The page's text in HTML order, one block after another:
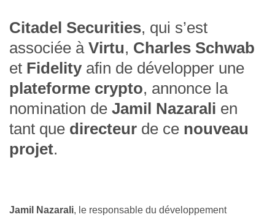
Citadel Securities, qui s’est
associée à Virtu, Charles Schwab
et Fidelityafin de développer une
plateforme crypto, annonce la
nomination de Jamil Nazarali en
tant que directeur de ce nouveau
projet.
Jamil Nazarali, le responsable du développement